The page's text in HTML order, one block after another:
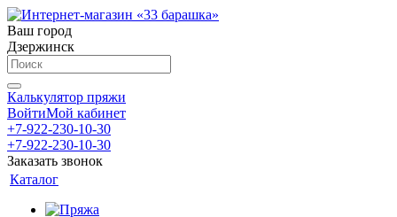
Ваш город
Дзержинск
Калькулятор пряжи
ВойтиМой кабинет
+7-922-230-10-30
+7-922-230-10-30
Заказать звонок
Каталог